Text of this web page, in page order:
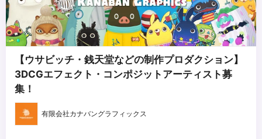
【ウサビッチ・銭天堂などの制作プロダクション】
3DCGエフェクト・コンポジットアーティスト募
集！
有限会社カナバングラフィックス